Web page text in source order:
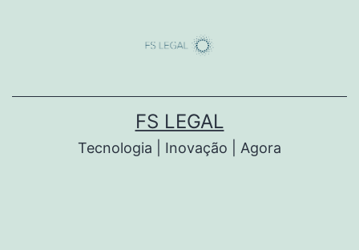
conteúdo
FS LEGAL
Tecnologia | Inovação | Agora